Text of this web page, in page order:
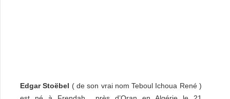
Edgar Stoëbel ( de son vrai nom Teboul Ichoua René )